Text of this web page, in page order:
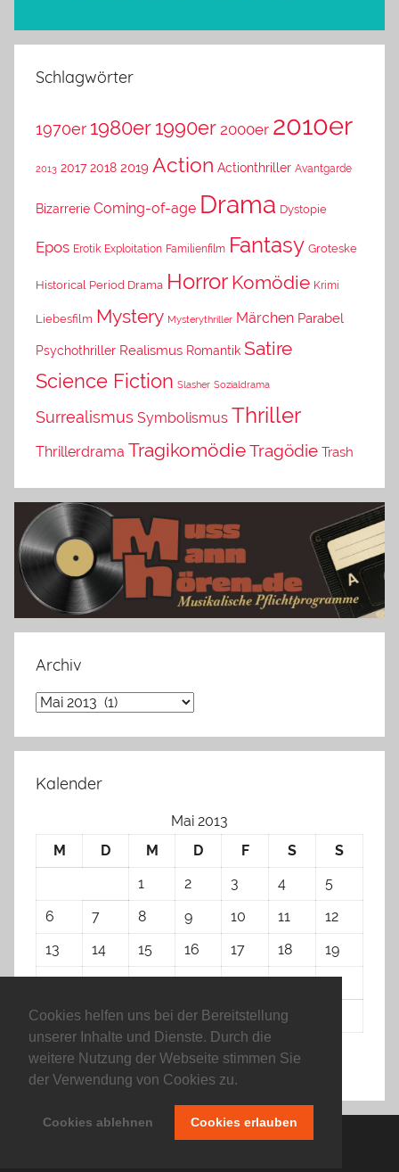
Cookies helfen uns bei der Bereitstellung
unserer Inhalte und Dienste. Durch die
weitere Nutzung der Webseite stimmen Sie
der Verwendung von Cookies zu.
Cookies ablehnen Cookies erlauben
Schlagwörter
1970er 1980er 1990er 2000er 2010er
2013 2017 2018 2019 Action Actionthriller Avantgarde
Bizarrerie Coming-of-age Drama Dystopie
Epos Erotik Exploitation Familienfilm Fantasy Groteske
Historical Period Drama Horror Komödie Krimi
Liebesfilm Mystery Mysterythriller Märchen Parabel
Psychothriller Realismus Romantik Satire
Science Fiction Slasher Sozialdrama
Surrealismus Symbolismus Thriller
Thrillerdrama TragikomödieTragödie Trash
Archiv
Archiv
Kalender
Mai 2013
M
D M D F S
S
1
2 3 4
5
6
7 8 9 10 11
12
13
14 15 16 17 18
19
20
21 22 23 24 25
26
27
28 29 30 31
« Apr. Juli »